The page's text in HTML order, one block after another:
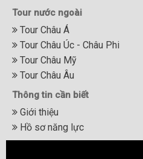
Tour nước ngoài
Tour Châu Á
Tour Châu Úc - Châu Phi
Tour Châu Mỹ
Tour Châu Âu
Thông tin cần biết
Giới thiệu
Hồ sơ năng lực